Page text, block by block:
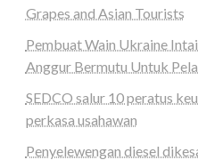
Grapes and Asian Tourists
Pembuat Wain Ukraine
Anggur Bermutu Untuk
SEDCO salur 10 peratus
perkasa usahawan
Penyelewengan diesel